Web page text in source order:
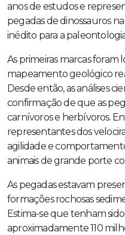
anos de estudos e
pegadas de dinossauros
inédito para a
As primeiras marcas foram
mapeamento geológico
Desde então, as análises
confirmação de que as
carnívoros e herbívoros.
representantes dos
agilidade e
animais de grande porte
As pegadas estavam
formações rochosas
Estima-se que tenham
aproximadamente 110